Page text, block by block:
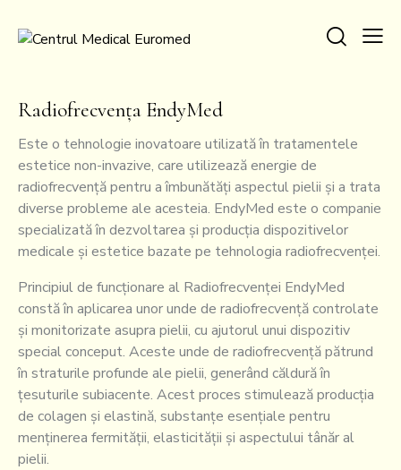
Radiofrecvența EndyMed
Este o tehnologie inovatoare utilizată în tratamentele
estetice non-invazive, care utilizează energie de
radiofrecvență pentru a îmbunătăți aspectul pielii și a trata
diverse probleme ale acesteia. EndyMed este o companie
specializată în dezvoltarea și producția dispozitivelor
medicale și estetice bazate pe tehnologia radiofrecvenței.
Principiul de funcționare al Radiofrecvenței EndyMed
constă în aplicarea unor unde de radiofrecvență controlate
și monitorizate asupra pielii, cu ajutorul unui dispozitiv
special conceput. Aceste unde de radiofrecvență pătrund
în straturile profunde ale pielii, generând căldură în
țesuturile subiacente. Acest proces stimulează producția
de colagen și elastină, substanțe esențiale pentru
menținerea fermității, elasticității și aspectului tânăr al
pielii.